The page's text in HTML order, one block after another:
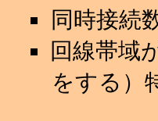
同時接続
回線帯域
をする）